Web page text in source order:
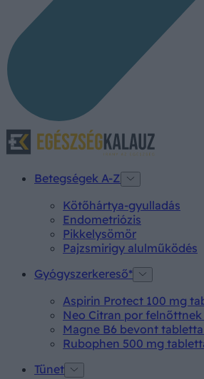
Betegségek A-Z
Kötőhártya-gyulladás
Endometriózis
Pikkelysömör
Pajzsmirigy alulműködés
Gyógyszerkereső*
Aspirin Protect 100 mg
Neo Citran por felnőttnek
Magne B6 bevont
Rubophen 500 mg
Tünet